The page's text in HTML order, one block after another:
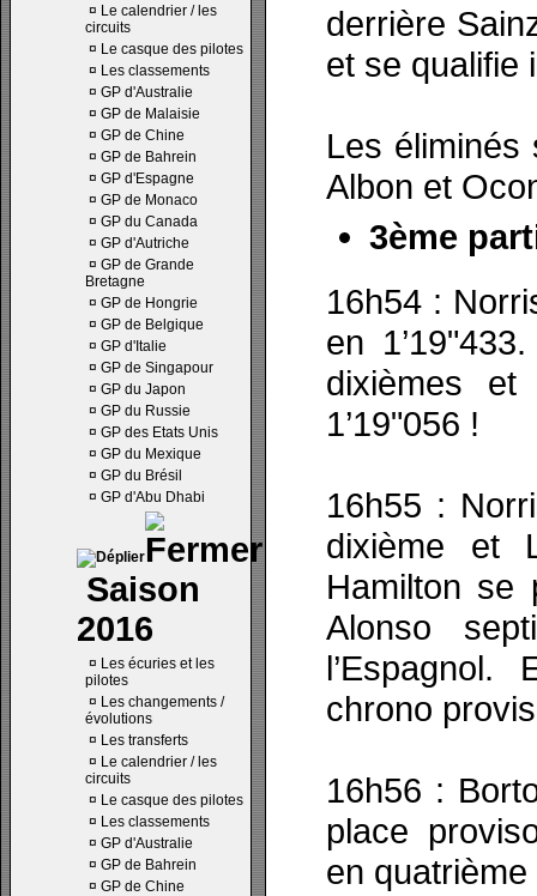
¤ Le calendrier / les
circuits
¤ Le casque des pilotes
¤ Les classements
¤ GP d'Australie
¤ GP de Malaisie
¤ GP de Chine
¤ GP de Bahrein
¤ GP d'Espagne
¤ GP de Monaco
¤ GP du Canada
¤ GP d'Autriche
¤ GP de Grande
Bretagne
¤ GP de Hongrie
¤ GP de Belgique
¤ GP d'Italie
¤ GP de Singapour
¤ GP du Japon
¤ GP du Russie
¤ GP des Etats Unis
¤ GP du Mexique
¤ GP du Brésil
¤ GP d'Abu Dhabi
Saison
2016
¤ Les écuries et les
pilotes
¤ Les changements /
évolutions
¤ Les transferts
¤ Le calendrier / les
circuits
¤ Le casque des pilotes
¤ Les classements
¤ GP d'Australie
¤ GP de Bahrein
¤ GP de Chine
derrière
et se qualifie
Les éliminés
Albon et
3ème
16h54 :
en
dixièmes
1’19"056 !
16h55 :
dixième et
Hamilton se
Alonso
chrono
16h56 :
place
en